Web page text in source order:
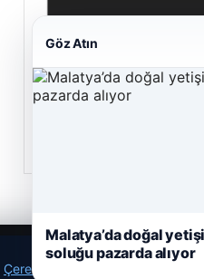
Prenses Night Club
Nisan 29, 2026
Çerez Politikamız
Göz Atın
Malatya’da doğal
soluğu pazarda alıyor